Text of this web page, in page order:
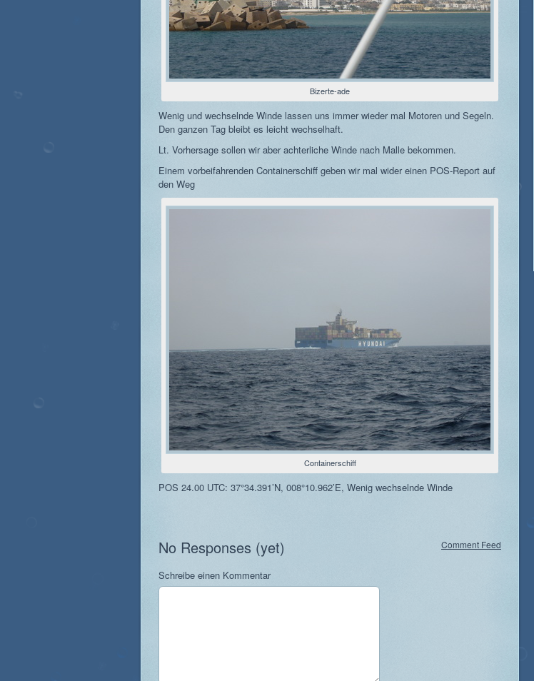
Bizerte-ade
Wenig und wechselnde Winde lassen uns immer wieder mal Motoren und Segeln.
Den ganzen Tag bleibt es leicht wechselhaft.
Lt. Vorhersage sollen wir aber achterliche Winde nach Malle bekommen.
Einem vorbeifahrenden Containerschiff geben wir mal wider einen POS-Report auf
den Weg
Containerschiff
POS 24.00 UTC: 37°34.391’N, 008°10.962’E, Wenig wechselnde Winde
Comment Feed
No Responses (yet)
Schreibe einen Kommentar